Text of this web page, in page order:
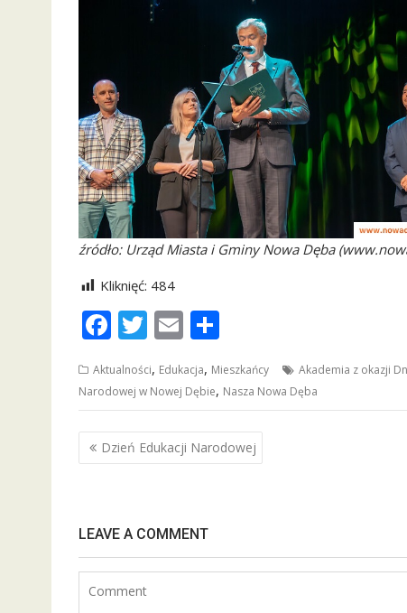
źródło: Urząd Miasta i Gminy Nowa Dęba
Kliknięć: 484
F
e
b
o
o
T
itt
er
E
ai
l
ar
e
Aktualności, Edukacja, Mieszkańcy Akademia z okazji
Narodowej w Nowej Dębie, Nasza Nowa Dęba
Nawigacja
wpisu
Dzień Edukacji Narodowej
LEAVE A COMMENT